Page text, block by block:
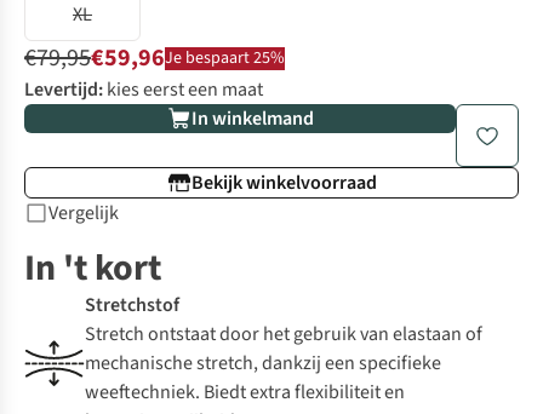
XL
€79,95€59,96Je bespaart 25%
Levertijd:kies eerst een maat
In winkelmand
Bekijk winkelvoorraad
Vergelijk
In 't kort
Stretchstof
Stretch ontstaat door het gebruik van elastaan of
mechanische stretch, dankzij een specifieke
weeftechniek. Biedt extra flexibiliteit en